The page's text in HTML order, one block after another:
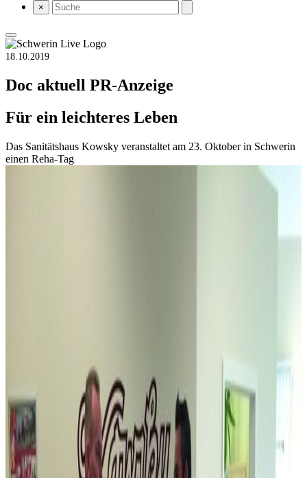
×
18.10.2019
Doc aktuell PR-Anzeige
Für ein leichteres Leben
Das Sanitätshaus Kowsky veranstaltet am 23. Oktober in Schwerin
einen Reha-Tag